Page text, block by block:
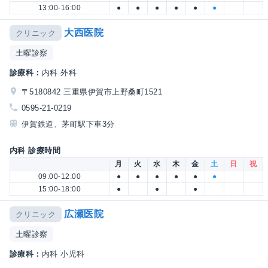
13:00-16:00
● ● ● ● ● ●
クリニック 大西医院
土曜診察
診療科： 内科 外科
〒5180842 三重県伊賀市上野桑町1521
0595-21-0219
伊賀鉄道、茅町駅下車3分
内科 診療時間
月 火 水 木 金 土 日
祝
09:00-12:00
● ● ● ● ●
●
15:00-18:00
● ● ●
クリニック 広瀬医院
土曜診察
診療科： 内科 小児科